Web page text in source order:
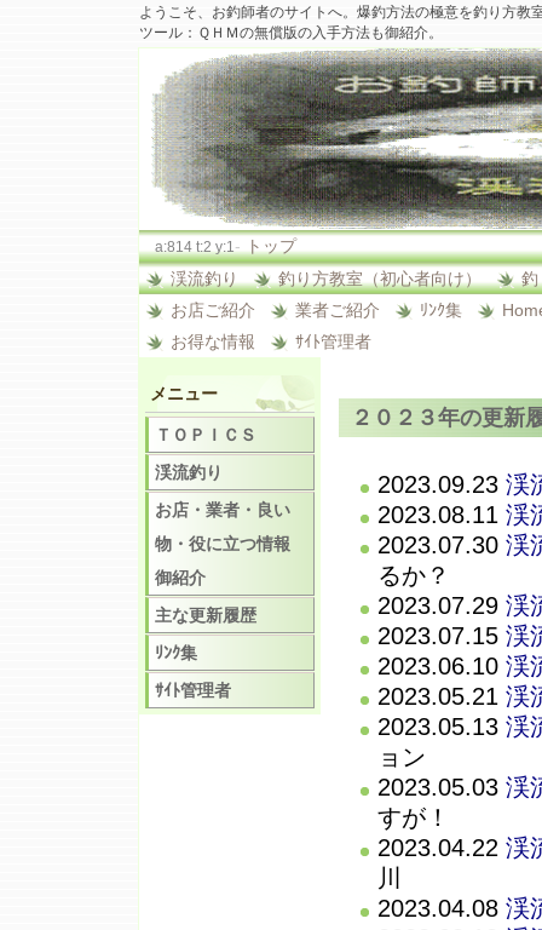
ようこそ、お釣師者のサイトへ。爆釣方法の極意を釣り方
ツール：ＱＨＭの無償版の入手方法も御紹介。
a:814 t:2 y:1-
トップ
渓流釣り
釣り方教室（初心者向け）
釣
お店ご紹介
業者ご紹介 ﾘﾝｸ集
お得な情報
ｻｲﾄ管理者
２０２３年の更新
2023.09.23 渓
2023.08.11 渓
2023.07.30 渓
るか？
2023.07.29 渓
2023.07.15 渓
2023.06.10 渓
2023.05.21 渓
2023.05.13 渓
ョン
2023.05.03 渓
すが！
2023.04.22 渓
川
2023.04.08 渓
メニュー
ＴＯＰＩＣＳ
渓流釣り
お店・業者・良い
物・役に立つ情報
御紹介
主な更新履歴
ﾘﾝｸ集
ｻｲﾄ管理者